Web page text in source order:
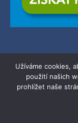
© 2026Zerba.cz|
Užíváme cookies,
použití našich
prohlížet naše